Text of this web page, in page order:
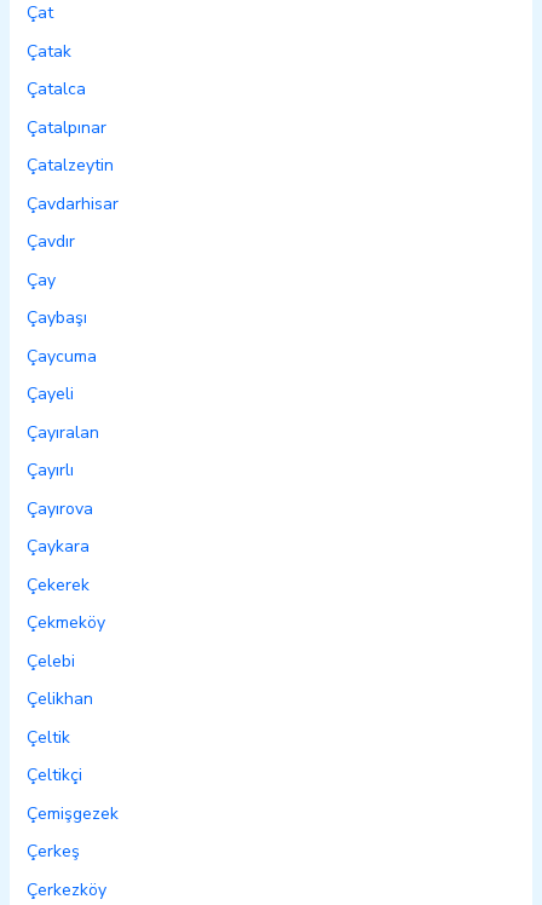
Çat
Çatak
Çatalca
Çatalpınar
Çatalzeytin
Çavdarhisar
Çavdır
Çay
Çaybaşı
Çaycuma
Çayeli
Çayıralan
Çayırlı
Çayırova
Çaykara
Çekerek
Çekmeköy
Çelebi
Çelikhan
Çeltik
Çeltikçi
Çemişgezek
Çerkeş
Çerkezköy